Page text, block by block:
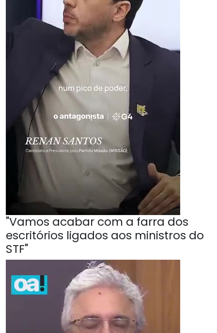
"Vamos acabar com a farra dos
escritórios ligados aos ministros do
STF"